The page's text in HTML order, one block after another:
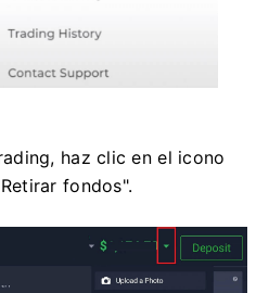
haz clic en el icono
fondos".